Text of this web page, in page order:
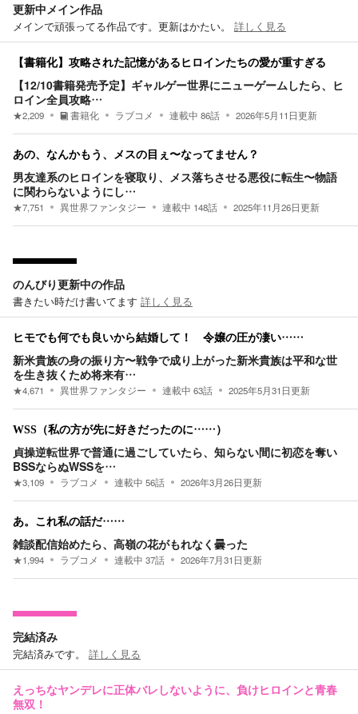
更新中メイン作品
メインで頑張ってる作品です。更新はかたい。 詳しく見る
【書籍化】攻略された記憶があるヒロインたちの愛が重すぎる
【12/10書籍発売予定】ギャルゲー世界にニューゲームしたら、ヒ
ロイン全員攻略…
★2,209 書籍化 ラブコメ 連載中 86話 2026年5月11日更新
あの、なんかもう、メスの目ぇ〜なってません？
男友達系のヒロインを寝取り、メス落ちさせる悪役に転生〜物語
に関わらないようにし…
★7,751 異世界ファンタジー 連載中 148話 2025年11月26日更新
のんびり更新中の作品
書きたい時だけ書いてます 詳しく見る
ヒモでも何でも良いから結婚して！ 令嬢の圧が凄い……
新米貴族の身の振り方〜戦争で成り上がった新米貴族は平和な世
を生き抜くため将来有…
★4,671 異世界ファンタジー 連載中 63話 2025年5月31日更新
WSS（私の方が先に好きだったのに……）
貞操逆転世界で普通に過ごしていたら、知らない間に初恋を奪い
BSSならぬWSSを…
★3,109 ラブコメ 連載中 56話 2026年3月26日更新
あ。これ私の話だ……
雑談配信始めたら、高嶺の花がもれなく曇った
★1,994 ラブコメ 連載中 37話 2026年7月31日更新
完結済み
完結済みです。 詳しく見る
えっちなヤンデレに正体バレしないように、負けヒロインと青春
無双！